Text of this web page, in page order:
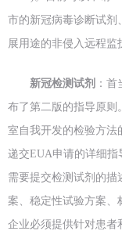
市的新冠病毒诊断试剂
展用途的非侵入远程监
新冠检测试剂 ：
布了第二版的指导原则
室自我开发的检验方法
递交EUA申请的详细指
需要提交检测试剂的
案、稳定性试验方案、
企业必须提供针对患者